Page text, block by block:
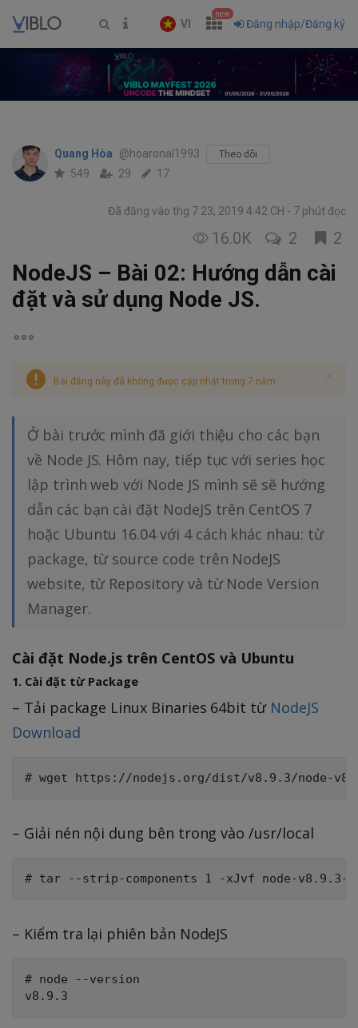
VI
new
Đăng nhập/Đăng ký
Quang Hòa @hoaronal1993 Theo dõi
549 29 17
Đã đăng vào thg 7 23, 2019 4:42 CH 7 phút đọc
16.0K 2 2
NodeJS – Bài 02: Hướng dẫn cài
đặt và sử dụng Node JS.
Bài đăng này đã không được cập nhật trong 7 năm
Ở bài trước mình đã giới thiệu cho các bạn
về Node JS. Hôm nay, tiếp tục với series học
lập trình web với Node JS mình sẽ sẽ hướng
dẫn các bạn cài đặt NodeJS trên CentOS 7
hoặc Ubuntu 16.04 với 4 cách khác nhau: từ
package, từ source code trên NodeJS
website, từ Repository và từ Node Version
Manager.
Cài đặt Node.js trên CentOS và Ubuntu
1. Cài đặt từ Package
– Tải package Linux Binaries 64bit từ NodeJS
Download
– Giải nén nội dung bên trong vào /usr/local
– Kiểm tra lại phiên bản NodeJS
# node --version